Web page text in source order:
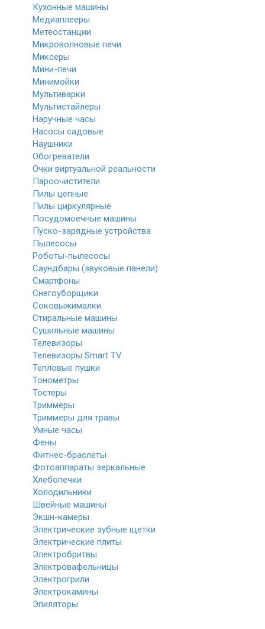
Кухонные машины
Медиаплееры
Метеостанции
Микроволновые печи
Миксеры
Мини-печи
Минимойки
Мультиварки
Мультистайлеры
Наручные часы
Насосы садовые
Наушники
Обогреватели
Очки виртуальной реальности
Пароочистители
Пилы цепные
Пилы циркулярные
Посудомоечные машины
Пуско-зарядные устройства
Пылесосы
Роботы-пылесосы
Саундбары (звуковые панели)
Смартфоны
Снегоуборщики
Соковыжималки
Стиральные машины
Сушильные машины
Телевизоры
Телевизоры Smart TV
Тепловые пушки
Тонометры
Тостеры
Триммеры
Триммеры для травы
Умные часы
Фены
Фитнес-браслеты
Фотоаппараты зеркальные
Хлебопечки
Холодильники
Швейные машины
Экшн-камеры
Электрические зубные щетки
Электрические плиты
Электробритвы
Электровафельницы
Электрогрили
Электрокамины
Эпиляторы